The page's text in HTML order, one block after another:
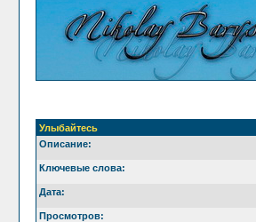
Улыбайтесь
Описание:
Ключевые слова:
Дата:
Просмотров: